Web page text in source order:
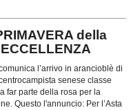
della
l’arrivo in arancioblè di
senese classe
far parte della rosa per la
Questo l'annuncio: Per l’Asta